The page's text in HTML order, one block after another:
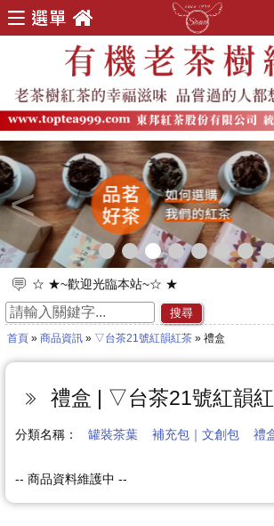
<
☆ ★~歡迎光臨本站~☆ ★
☆ ★~歡迎您到留言版給我們加油打氣~☆ ★
搜尋
首頁» 商品資訊» ▽台茶21號紅韻紅茶» 禮盒
禮盒 | ▽台茶21號紅韻
分類名稱： 罐裝茶葉 補充包｜文創包 禮
-- 商品資料維護中 --